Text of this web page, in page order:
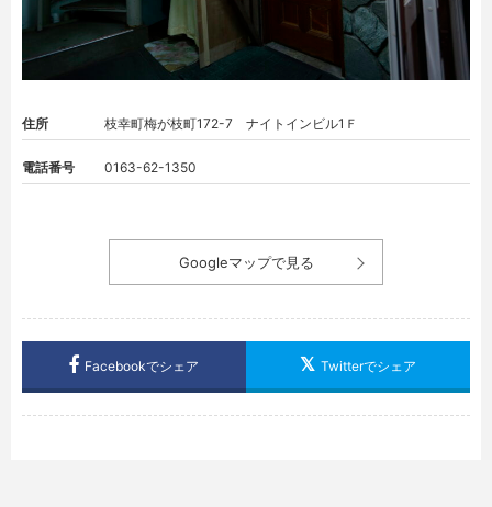
住所 枝幸町梅が枝町172-7 ナイトインビル1Ｆ
電話番号 0163-62-1350
Googleマップで見る
Facebookでシェア Twitterでシェア